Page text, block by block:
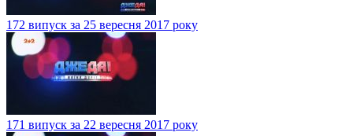
172 випуск за 25 вересня 2017 року
171 випуск за 22 вересня 2017 року